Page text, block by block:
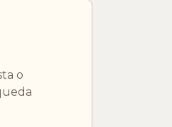
o